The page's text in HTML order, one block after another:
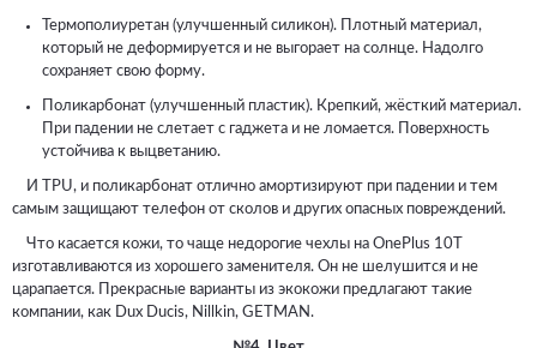
Термополиуретан (улучшенный силикон). Плотный материал,
который не деформируется и не выгорает на солнце. Надолго
сохраняет свою форму.
Поликарбонат (улучшенный пластик). Крепкий, жёсткий материал.
При падении не слетает с гаджета и не ломается. Поверхность
устойчива к выцветанию.
И TPU, и поликарбонат отлично амортизируют при падении и тем
самым защищают телефон от сколов и других опасных повреждений.
Что касается кожи, то чаще недорогие чехлы на OnePlus 10T
изготавливаются из хорошего заменителя. Он не шелушится и не
царапается. Прекрасные варианты из экокожи предлагают такие
компании, как Dux Ducis, Nillkin, GETMAN.